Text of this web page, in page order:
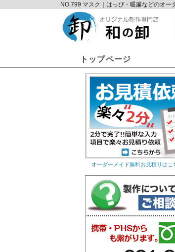
NO.799 マスク｜はっぴ・暖簾などのオー
トップページ
オリジナルのれん
オーダーメイド無料お見積りはこ